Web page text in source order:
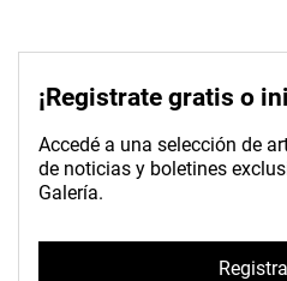
¡Registrate gratis o
Accedé a una selección de
de noticias y boletines
Galería.